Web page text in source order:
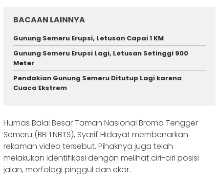
BACAAN LAINNYA
Gunung Semeru Erupsi, Letusan Capai 1 KM
Gunung Semeru Erupsi Lagi, Letusan Setinggi 900
Meter
Pendakian Gunung Semeru Ditutup Lagi karena
Cuaca Ekstrem
Humas Balai Besar Taman Nasional Bromo Tengger
Semeru (BB TNBTS), Syarif Hidayat membenarkan
rekaman video tersebut. Pihaknya juga telah
melakukan identifikasi dengan melihat ciri-ciri posisi
jalan, morfologi pinggul dan ekor.